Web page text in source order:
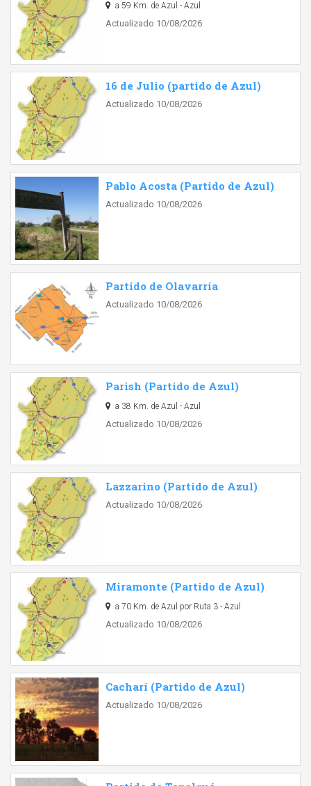
a 59 Km. de Azul - Azul
Actualizado 10/08/2026
16 de Julio (partido de Azul)
Actualizado 10/08/2026
Pablo Acosta (Partido de Azul)
Actualizado 10/08/2026
Partido de Olavarría
Actualizado 10/08/2026
Parish (Partido de Azul)
a 38 Km. de Azul - Azul
Actualizado 10/08/2026
Lazzarino (Partido de Azul)
Actualizado 10/08/2026
Miramonte (Partido de Azul)
a 70 Km. de Azul por Ruta 3 - Azul
Actualizado 10/08/2026
Cacharí (Partido de Azul)
Actualizado 10/08/2026